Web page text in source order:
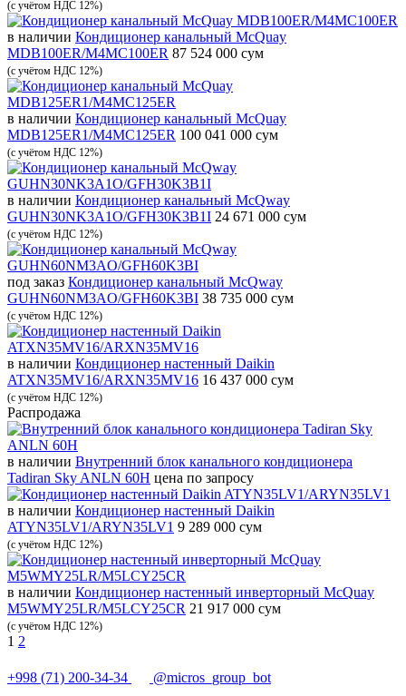
(с учётом НДС 12%)
в наличии Кондиционер канальный McQuay
MDB100ER/M4MC100ER 87 524 000 сум
(с учётом НДС 12%)
в наличии Кондиционер канальный McQuay
MDB125ER1/M4MC125ER 100 041 000 сум
(с учётом НДС 12%)
в наличии Кондиционер канальный McQway
GUHN30NK3A1O/GFH30K3B1I 24 671 000 сум
(с учётом НДС 12%)
под заказ Кондиционер канальный McQway
GUHN60NM3AO/GFH60K3BI 38 735 000 сум
(с учётом НДС 12%)
в наличии Кондиционер настенный Daikin
ATXN35MV16/ARXN35MV16 16 437 000 сум
(с учётом НДС 12%)
Распродажа
в наличии Внутренний блок канального кондиционера
Tadiran Sky ANLN 60H цена по запросу
в наличии Кондиционер настенный Daikin
ATYN35LV1/ARYN35LV1 9 289 000 сум
(с учётом НДС 12%)
в наличии Кондиционер настенный инверторный McQuay
M5WMY25LR/M5LCY25CR 21 917 000 сум
(с учётом НДС 12%)
1 2
+998 (71) 200-34-34 @micros_group_bot